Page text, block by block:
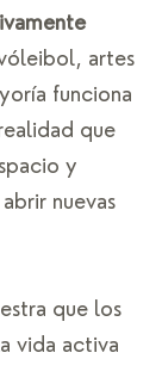
artes
funciona
que
y
nuevas
que los
vida activa